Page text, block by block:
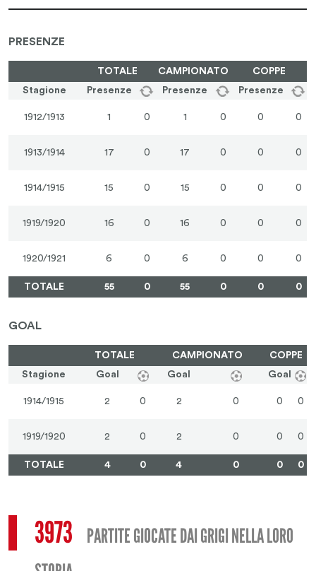
PRESENZE
TOTALE CAMPIONATO
COPPE
Stagione
Presenze Presenze Presenze
1912/1913 1 0 1 0 0 0
1913/1914 17 0 17 0 0 0
1914/1915 15 0 15 0 0 0
1919/1920 16 0 16 0 0 0
1920/1921 6 0 6 0 0 0
TOTALE 55 0 55 0 0 0
GOAL
TOTALE CAMPIONATO
COPPE
Stagione
Goal Goal Goal
1914/1915 2 0 2 0 0 0
1919/1920 2 0 2 0 0 0
TOTALE 4 0 4 0 0 0
3973 PARTITE GIOCATE DAI GRIGI NELLA LORO